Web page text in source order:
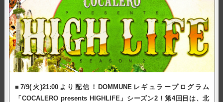
■7/9(火)21:00より配信！DOMMUNEレギュラープログラム
「COCALERO presents HIGHLIFE」シーズン2！第4回目は、北